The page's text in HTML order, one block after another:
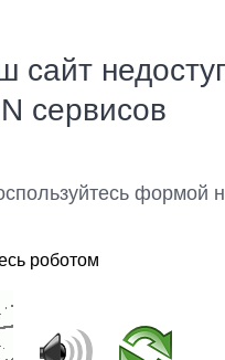
сайт
сервисов
формой
роботом